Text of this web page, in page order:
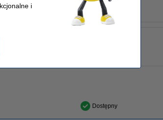
w rzeczywistości..... o wiele tańszy!!!
Dostępny
i